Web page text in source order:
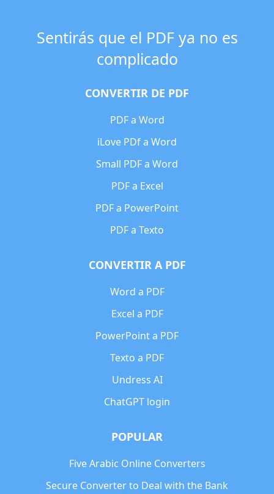
Sentirás que el PDF ya no es
complicado
CONVERTIR DE PDF
PDF a Word
iLove PDf a Word
Small PDF a Word
PDF a Excel
PDF a PowerPoint
PDF a Texto
CONVERTIR A PDF
Word a PDF
Excel a PDF
PowerPoint a PDF
Texto a PDF
Undress AI
ChatGPT login
POPULAR
Five Arabic Online Converters
Secure Converter to Deal with the Bank